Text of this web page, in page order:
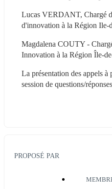
Lucas VERDANT, Chargé
d'innovation à la Région Ile-
Magdalena COUTY -
Innovation à la Région Île-
La présentation des appels à
session de questions/
PROPOSÉ PAR